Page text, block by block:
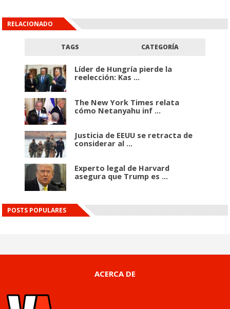
RELACIONADO
TAGS CATEGORÍA
Líder de Hungría pierde la
reelección: Kas ...
The New York Times relata
cómo Netanyahu inf ...
Justicia de EEUU se retracta de
considerar al ...
Experto legal de Harvard
asegura que Trump es ...
POSTS POPULARES
ACERCA DE